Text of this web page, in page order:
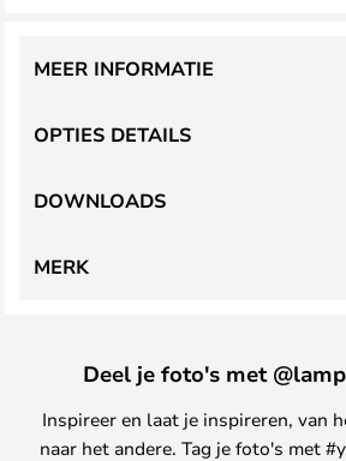
OPTIES DETAILS
MEER INFORMATIE
DOWNLOADS
MERK
Deel je foto's met
Inspireer en laat je inspireren, van
naar het andere. Tag je foto's met